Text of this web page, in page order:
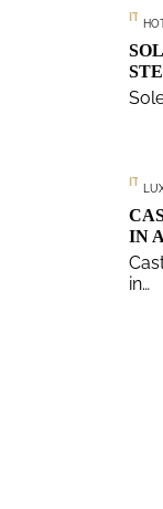
ITALIA
ITALIA
IN
in…